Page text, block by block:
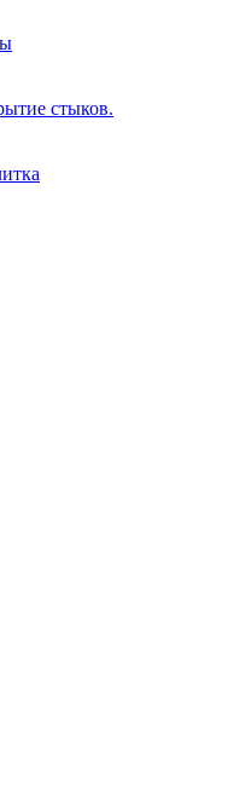
стыков.